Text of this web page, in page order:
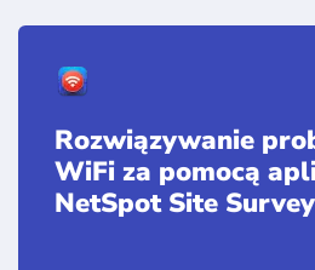
Rozwiązywanie
WiFi za pomocą
NetSpot Site Survey